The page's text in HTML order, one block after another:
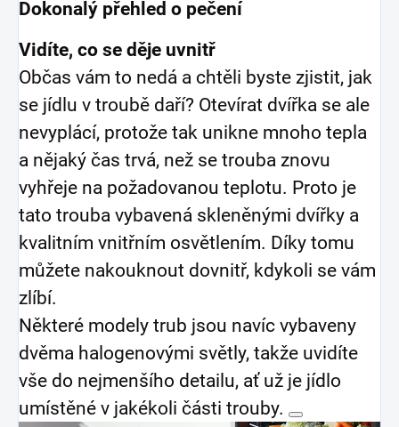
Dokonalý přehled o pečení
Vidíte, co se děje uvnitř
Občas vám to nedá a chtěli byste zjistit, jak
se jídlu v troubě daří? Otevírat dvířka se ale
nevyplácí, protože tak unikne mnoho tepla
a nějaký čas trvá, než se trouba znovu
vyhřeje na požadovanou teplotu. Proto je
tato trouba vybavená skleněnými dvířky a
kvalitním vnitřním osvětlením. Díky tomu
můžete nakouknout dovnitř, kdykoli se vám
zlíbí.
Některé modely trub jsou navíc vybaveny
dvěma halogenovými světly, takže uvidíte
vše do nejmenšího detailu, ať už je jídlo
umístěné v jakékoli části trouby.